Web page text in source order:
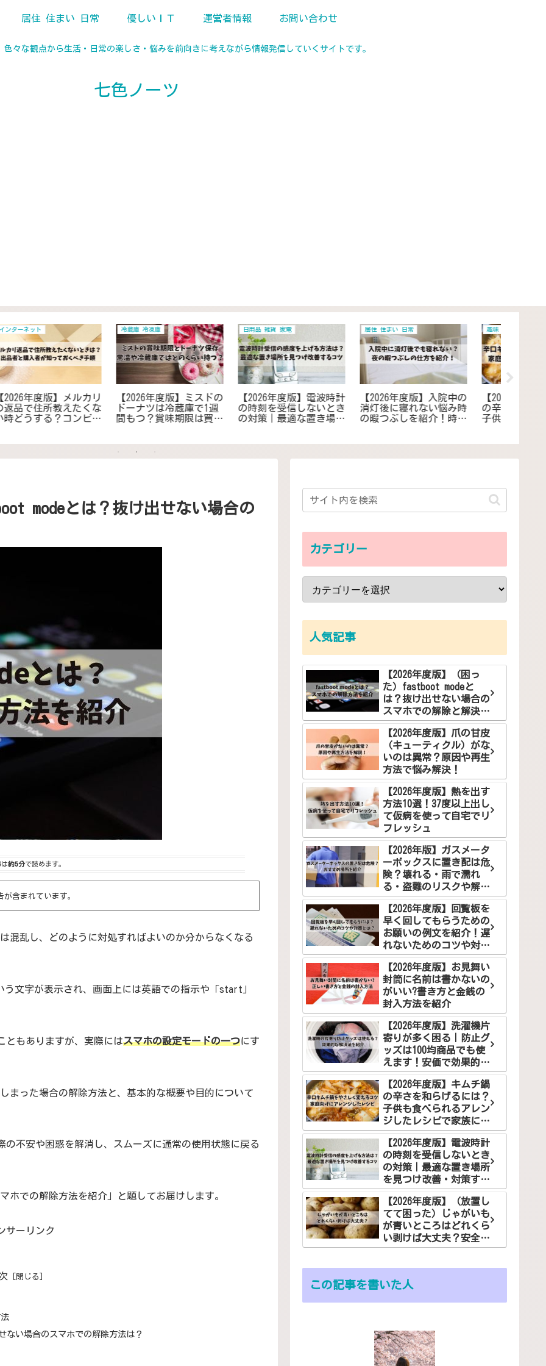
々な観点から生活・日常の楽しさ・悩みを前向きに考えながら情報発信していくサイトです。
七色ノーツ
居住 住まい 日常 優しいＩＴ 運営者情報 お問い合わせ
趣味 娯楽 食べ物 旅行
【2026年度版】キムチ鍋
の辛さを和らげるには？
子供も食べられるアレン
家電
【2026年度版】扇風機の
スピンナーを無くしてし
まった場合｜交換方法や
ガス
【2026年最新】ガス点検
を断りたい時の危険ポイ
ント！拒否できる条件と
健康
【2026年度版】熱を出す
方法10選！37度以上出し
て仮病を使って自宅でリ
modeとは？抜け出せない場合の
約5分で読めます。
が含まれています。
混乱し、どのように対処すればよいのか分からなくなる
文字が表示され、画面上には英語での指示や「start」
ともありますが、実際にはスマホの設定モードの一つにす
まった場合の解除方法と、基本的な概要や目的について
不安や困惑を解消し、スムーズに通常の使用状態に戻る
ホでの解除方法を紹介」と題してお届けします。
サーリンク
い場合のスマホでの解除方法は？
カテゴリー
人気記事
【2026年度版】（困っ
た）fastboot modeと
は？抜け出せない場合の
スマホでの解除と解決方
法
【2026年度版】爪の甘皮
（キューティクル）がな
いのは異常？原因や再生
方法で悩み解決！
【2026年度版】熱を出す
方法10選！37度以上出し
て仮病を使って自宅でリ
フレッシュ
【2026年版】ガスメータ
ーボックスに置き配は危
険？壊れる・雨で濡れ
る・盗難のリスクや解決
案を徹底解説
【2026年度版】回覧板を
早く回してもらうための
お願いの例文を紹介！遅
れないためのコツや対策
とは？
【2026年度版】お見舞い
封筒に名前は書かないの
がいい?書き方と金銭の
封入方法を紹介
【2026年度版】洗濯機片
寄りが多く困る｜防止グ
ッズは100均商品でも使
えます！安価で効果的な
解決法をご紹介
【2026年度版】キムチ鍋
の辛さを和らげるには？
子供も食べられるアレン
ジしたレシピで家族に笑
顔を！
【2026年度版】電波時計
の時刻を受信しないとき
の対策｜最適な置き場所
を見つけ改善・対策する
コツ
【2026年度版】（放置し
てて困った）じゃがいも
が青いところはどれくら
い剥けば大丈夫？安全な
食べ方でお悩み解決
この記事を書いた人